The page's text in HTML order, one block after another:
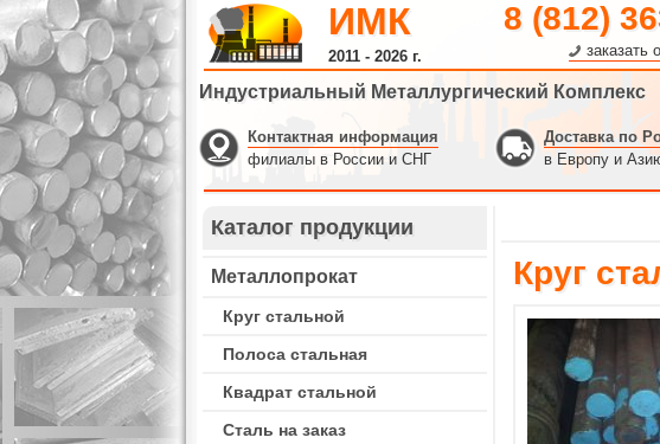
ИМК
2011 - 2026 г.
8 (812)
заказать
Индустриальный Металлургический Комплекс
Контактная информация
филиалы в России и СНГ
Доставка по
в Европу и
Каталог продукции
Металлопрокат
Круг стальной
Полоса стальная
Квадрат стальной
Сталь на заказ
Круг